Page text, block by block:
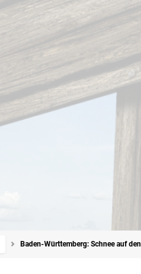
Baden-Württemberg: Schnee auf